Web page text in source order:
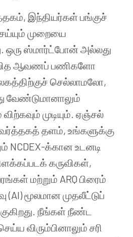
இந்தியர்கள் பங்குச்
முறையை
ஒரு ஸ்மார்ட்போன் அல்லது
ஆவணப் பணிகளோ
செல்லாமலோ,
வேண்டுமானாலும்
முடியும். ஏஞ்சல்
தளம், உங்களுக்கு
NCDEX-க்கான உடனடி
கருவிகள்,
மற்றும் ARQ பிரைம்
மூலமான முதலீட்டுப்
நீங்கள் நீண்ட
விரும்பினாலும் சரி